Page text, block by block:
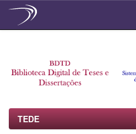
TEDE